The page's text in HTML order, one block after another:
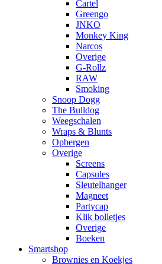
Cartel
Greengo
JNKO
Monkey King
Narcos
Overige
G-Rollz
RAW
Smoking
Snoop Dogg
The Bulldog
Weegschalen
Wraps & Blunts
Opbergen
Overige
Screens
Capsules
Sleutelhanger
Magneet
Partycap
Klik bolletjes
Overige
Boeken
Smartshop
Brownies en Koekjes